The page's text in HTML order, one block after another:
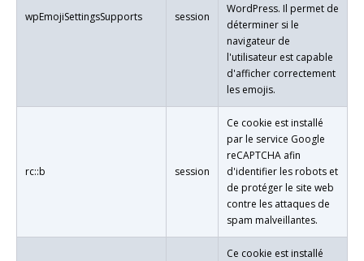
wpEmojiSettingsSupports session
WordPress. Il permet de
déterminer si le
navigateur de
l'utilisateur est capable
d'afficher correctement
les emojis.
rc::b session
Ce cookie est installé
par le service Google
reCAPTCHA afin
d'identifier les robots et
de protéger le site web
contre les attaques de
spam malveillantes.
Ce cookie est installé